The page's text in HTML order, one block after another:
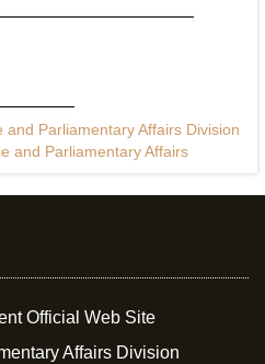
Parliamentary Affairs Division
and Parliamentary Affairs
Official Web Site
Affairs Division